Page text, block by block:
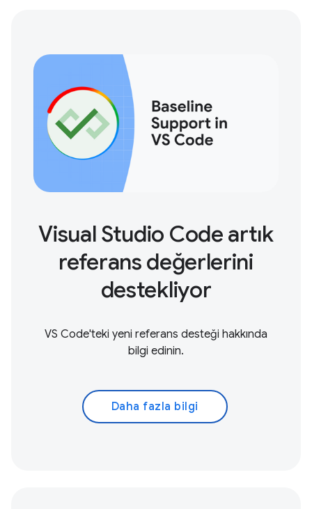
Visual Studio Code artık
referans değerlerini
destekliyor
VS Code'teki yeni referans desteği hakkında
bilgi edinin.
Daha fazla bilgi